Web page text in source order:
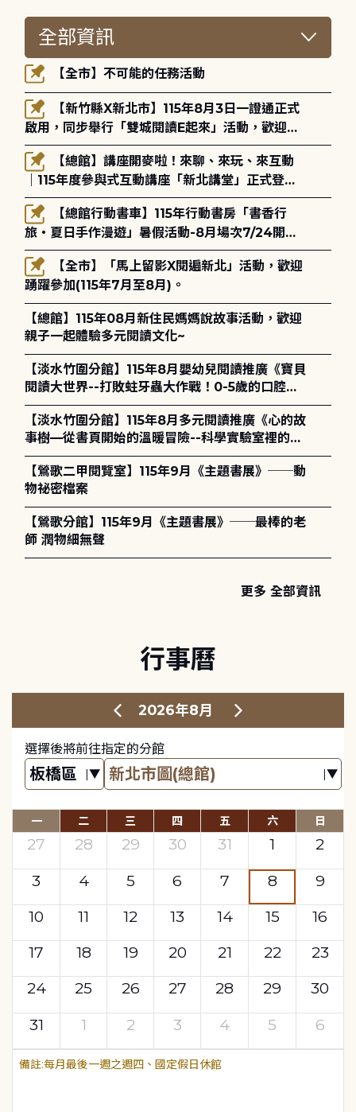
【全市】不可能的任務活動
啟用，同步舉行「雙城閱讀E起來」活動，歡迎踴
躍參加(115年8月3日至10月4日)。
｜115年度參與式互動講座「新北講堂」正式登
場！
旅・夏日手作漫遊」暑假活動-8月場次7/24開始
報名
踴躍參加(115年7月至8月)。
【總館】115年08月新住民媽媽說故事活動，歡迎
親子一起體驗多元閱讀文化~
【淡水竹圍分館】115年8月嬰幼兒閱讀推廣《寶貝
閱讀大世界--打敗蛀牙蟲大作戰！0-5歲的口腔照
護全攻略》
【淡水竹圍分館】115年8月多元閱讀推廣《心的故
事樹—從書頁開始的溫暖冒險--科學實驗室裡的放
電章魚》
【鶯歌二甲閱覽室】115年9月《主題書展》──動
物祕密檔案
【鶯歌分館】115年9月《主題書展》──最棒的老
師 潤物細無聲
更多 全部資訊
行事曆
2026年8月
選擇後將前往指定的分館
一 二 三 四 五 六 日
27 28 29 30 31 1
2
3
4 5 6 7 8
9
10
11 12 13 14 15
16
17
18 19 20 21 22
23
24
25 26 27 28 29
30
31
1 2 3 4 5 6
每月最後一週之週四、國定假日休館